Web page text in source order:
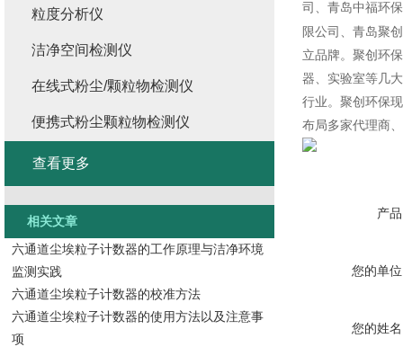
司、青岛中福环
限公司、青岛聚
立品牌。聚创环
器、实验室等几
行业。聚创环保
布局多家代理商
产
您的单
您的姓
粒度分析仪
洁净空间检测仪
在线式粉尘/颗粒物检测仪
便携式粉尘颗粒物检测仪
查看更多
相关文章
六通道尘埃粒子计数器的工作原理与洁净环境
监测实践
六通道尘埃粒子计数器的校准方法
六通道尘埃粒子计数器的使用方法以及注意事
项